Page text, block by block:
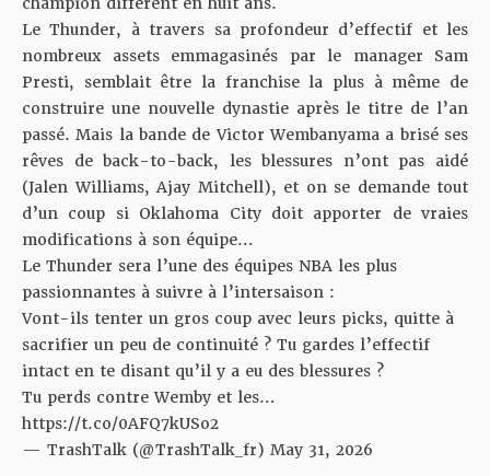
Le Thunder, à travers sa profondeur d’effectif et les
nombreux assets emmagasinés par le manager Sam
Presti, semblait être la franchise la plus à même de
construire une nouvelle dynastie après le titre de l’an
passé. Mais la bande de Victor Wembanyama a brisé ses
rêves de back-to-back, les blessures n’ont pas aidé
(Jalen Williams, Ajay Mitchell), et on se demande tout
d’un coup si Oklahoma City doit apporter de vraies
modifications à son équipe…
Le Thunder sera l’une des équipes NBA les plus
passionnantes à suivre à l’intersaison :
Vont-ils tenter un gros coup avec leurs picks, quitte à
sacrifier un peu de continuité ? Tu gardes l’effectif
intact en te disant qu’il y a eu des blessures ?
Tu perds contre Wemby et les…
https://t.co/0AFQ7kUSo2
— TrashTalk (@TrashTalk_fr) May 31, 2026